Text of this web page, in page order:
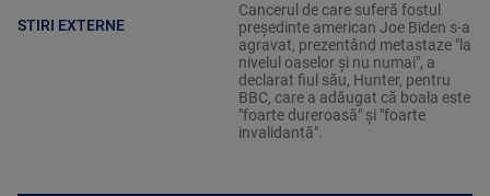
STIRI EXTERNE
Cancerul de care suferă fostul
preşedinte american Joe Biden s-a
agravat, prezentând metastaze "la
nivelul oaselor şi nu numai", a
declarat fiul său, Hunter, pentru
BBC, care a adăugat că boala este
"foarte dureroasă" şi "foarte
invalidantă".